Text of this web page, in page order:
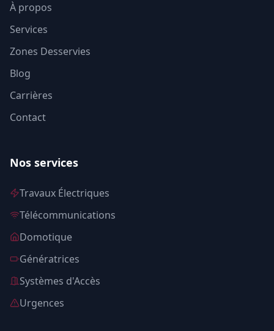
À propos
Services
Zones Desservies
Blog
Carrières
Contact
Nos services
Travaux Électriques
Télécommunications
Domotique
Génératrices
Systèmes d'Accès
Urgences